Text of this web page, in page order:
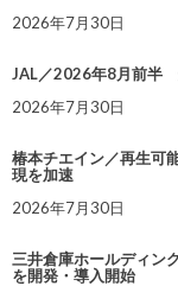
2026年7月30日
JAL／2026年8月前半
2026年7月30日
椿本チエイン／再生可
現を加速
2026年7月30日
三井倉庫ホールディン
を開発・導入開始